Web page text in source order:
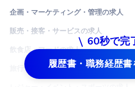
60秒で完
履歴書・職務経歴
企画・マーケティング・管理の求人
販売・接客・サービスの求人
飲食店・フードの求人
旅行・ホテル・ブライダルの求人